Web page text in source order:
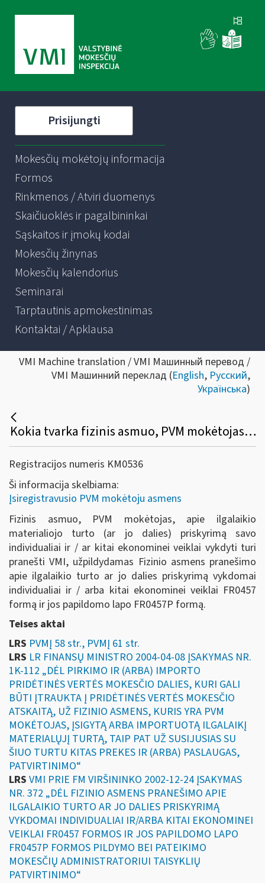
Prisijungti
Mokesčių mokėtojų informacija
Formos
Rinkmenos / Atviri duomenys
Skaičiuoklės ir pagalbininkai
Sąskaitos ir įmokų kodai
Mokesčių žinynas
Mokesčių kalendorius
Seminarai
Tarptautinis apmokestinimas
Kontaktai / Apklausa
VMI Machine translation / VMI Машинный перевод /
VMI Машинний переклад (English, Русский,
Українська)
Kokia tvarka fizinis asmuo, PVM mokėtojas, turi mokesčių administratoriui deklaruoti įsigyto ilgalaikio materialiojo turto priskyrimą savo ekonominei veiklai?
Registracijos numeris KM0536
Ši informacija skelbiama:
Įsiregistravusio PVM mokėtoju asmens
Fizinis asmuo, PVM mokėtojas, apie ilgalaikio
materialiojo turto (ar jo dalies) priskyrimą savo
individualiai ir / ar kitai ekonominei veiklai vykdyti turi
pranešti VMI, užpildydamas Fizinio asmens pranešimo
apie ilgalaikio turto ar jo dalies priskyrimą vykdomai
individualiai ir / arba kitai ekonominei veiklai FR0457
formą ir jos papildomo lapo FR0457P formą.
Teises aktai
LRS PVMĮ 58 str., PVMĮ 61 str.
LRS LR FINANSŲ MINISTRO 2004-04-08 ĮSAKYMAS NR.
1K-112 „DĖL PIRKIMO IR (ARBA) IMPORTO
PRIDĖTINĖS VERTĖS MOKESČIO DALIES, KURI GALI
BŪTI ĮTRAUKTA Į PRIDĖTINĖS VERTĖS MOKESČIO
ATSKAITĄ, UŽ FIZINIO ASMENS, KURIS YRA PVM
MOKĖTOJAS, ĮSIGYTĄ ARBA IMPORTUOTĄ ILGALAIKĮ
MATERIALŲJĮ TURTĄ, TAIP PAT UŽ SUSIJUSIAS SU
ŠIUO TURTU KITAS PREKES IR (ARBA) PASLAUGAS,
PATVIRTINIMO“
LRS VMI PRIE FM VIRŠININKO 2002-12-24 ĮSAKYMAS
NR. 372 „DĖL FIZINIO ASMENS PRANEŠIMO APIE
ILGALAIKIO TURTO AR JO DALIES PRISKYRIMĄ
VYKDOMAI INDIVIDUALIAI IR/ARBA KITAI EKONOMINEI
VEIKLAI FR0457 FORMOS IR JOS PAPILDOMO LAPO
FR0457P FORMOS PILDYMO BEI PATEIKIMO
MOKESČIŲ ADMINISTRATORIUI TAISYKLIŲ
PATVIRTINIMO“